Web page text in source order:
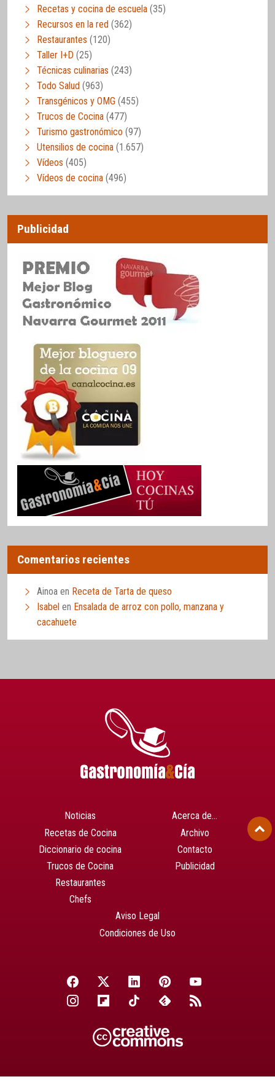
Recetas y cocina de escuela (35)
Recursos en la red (362)
Restaurantes (120)
Taller I+D (25)
Técnicas culinarias (243)
Todo Salud (963)
Transgénicos y OMG (455)
Trucos de Cocina (477)
Turismo gastronómico (97)
Utensilios de cocina (1.657)
Vídeos (405)
Vídeos de cocina (496)
Publicidad
Comentarios recientes
Ainoa en Receta de Tarta de queso
Isabel en Ensalada de arroz con pollo, manzana y
cacahuete
Noticias
Recetas de Cocina
Diccionario de cocina
Trucos de Cocina
Restaurantes
Chefs
Acerca de…
Archivo
Contacto
Publicidad
Aviso Legal
Condiciones de Uso